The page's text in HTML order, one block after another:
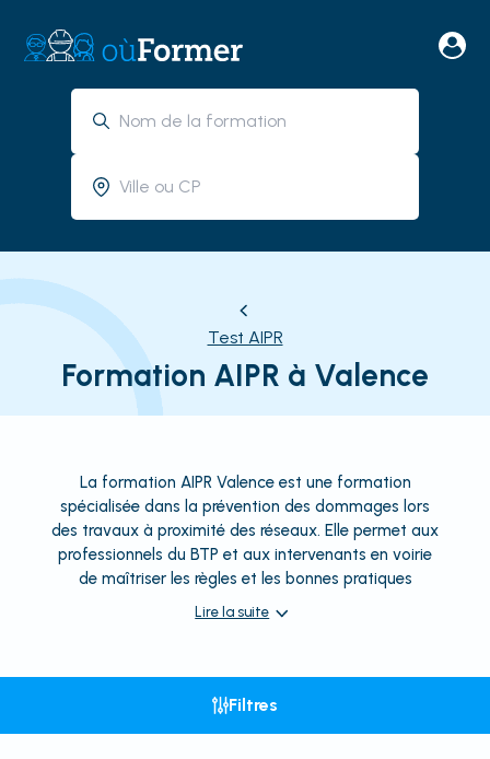
Test AIPR
Formation AIPR à Valence
La formation AIPR Valence est une formation
spécialisée dans la prévention des dommages lors
des travaux à proximité des réseaux. Elle permet aux
professionnels du BTP et aux intervenants en voirie
de maîtriser les règles et les bonnes pratiques
Lire la suite
Filtres